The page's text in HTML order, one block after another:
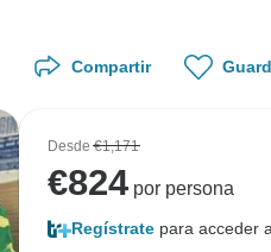
Compartir
Desde€1,171
€824 por persona
Regístrate para acceder